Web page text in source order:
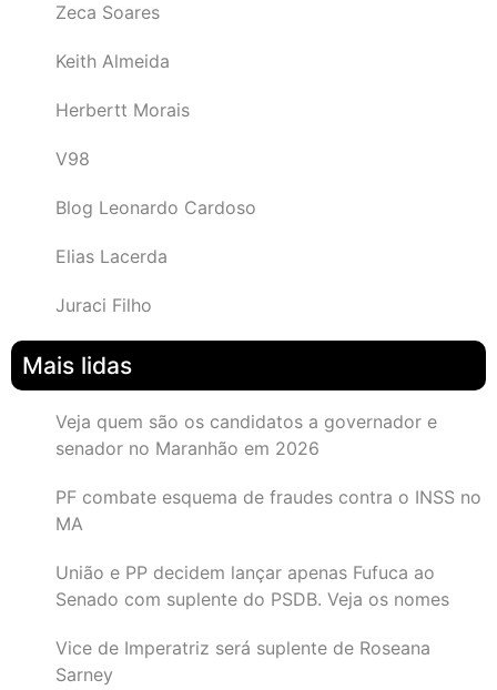
Zeca Soares
Keith Almeida
Herbertt Morais
V98
Blog Leonardo Cardoso
Elias Lacerda
Juraci Filho
Mais lidas
Veja quem são os candidatos a governador e
senador no Maranhão em 2026
PF combate esquema de fraudes contra o INSS no
MA
União e PP decidem lançar apenas Fufuca ao
Senado com suplente do PSDB. Veja os nomes
Vice de Imperatriz será suplente de Roseana
Sarney